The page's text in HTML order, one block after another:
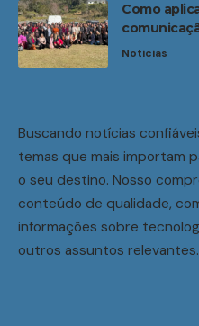
Como
Noticias
Buscando notícias
temas que mais importam
o seu destino. Nosso
conteúdo de qualidade,
informações sobre
outros assuntos relevantes.